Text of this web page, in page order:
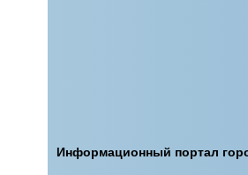
Информационный портал